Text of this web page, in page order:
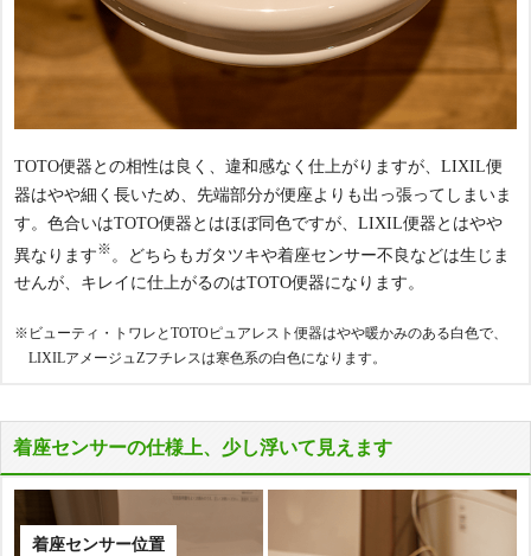
TOTO便器との相性は良く、違和感なく仕上がりますが、LIXIL便
器はやや細く長いため、先端部分が便座よりも出っ張ってしまいま
す。色合いはTOTO便器とはほぼ同色ですが、LIXIL便器とはやや
異なります※ 。どちらもガタツキや着座センサー不良などは生じま
せんが、キレイに仕上がるのはTOTO便器になります。
※ビューティ・トワレとTOTOピュアレスト便器はやや暖かみのある白色で、
LIXILアメージュZフチレスは寒色系の白色になります。
着座センサーの仕様上、少し浮いて見えます
着座センサー位置